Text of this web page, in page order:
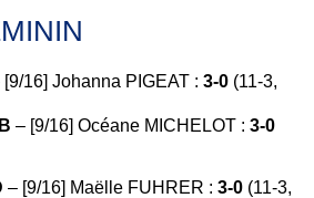
[9/16] Johanna PIGEAT :3-0 (11-3,
– [9/16] Océane MICHELOT :3-0
– [9/16] Maëlle FUHRER :3-0 (11-3,